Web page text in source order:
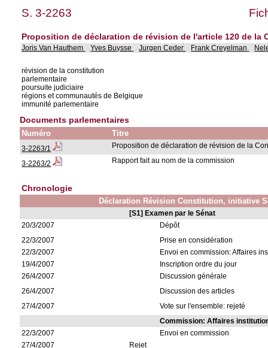
S. 3-2263
Proposition de déclaration de révision de l'article 120 de la
Joris Van Hauthem Yves Buysse Jurgen Ceder Frank Creyelman
révision de la constitution
parlementaire
poursuite judiciaire
régions et communautés de Belgique
immunité parlementaire
Documents parlementaires
Numéro Titre
3-2263/1 Proposition de déclaration de révision de la
3-2263/2 Rapport fait au nom de la commission
Chronologie
Déclaration Révision Constitution, initiative
[S1] Examen par le Sénat
20/3/2007
Dépôt
22/3/2007
Prise en considération
22/3/2007
Envoi en commission: Affaires
19/4/2007
Inscription ordre du jour
26/4/2007
Discussion générale
26/4/2007
Discussion des articles
27/4/2007
Vote sur l'ensemble: rejeté
Commission: Affaires
22/3/2007
Envoi en commission
27/4/2007
Rejet